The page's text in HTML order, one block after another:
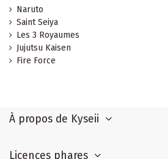
Naruto
Saint Seiya
Les 3 Royaumes
Jujutsu Kaisen
Fire Force
À propos de Kyseii
Licences phares